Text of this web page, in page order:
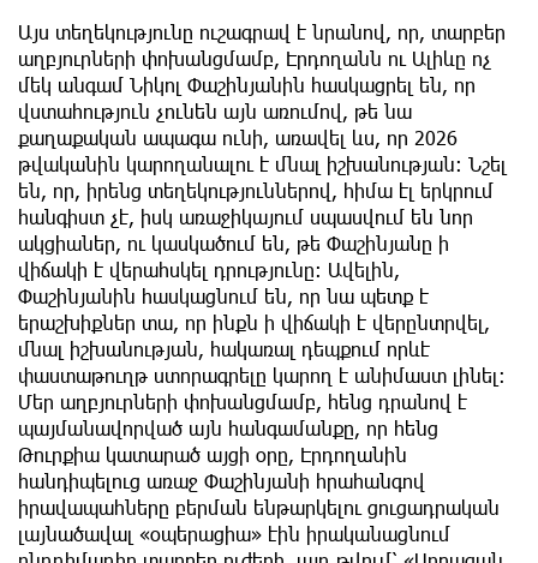
Այս տեղեկությունը ուշագրավ է նրանով, որ, տարբեր
աղբյուրների փոխանցմամբ, Էրդողանն ու Ալիևը ոչ
մեկ անգամ Նիկոլ Փաշինյանին հասկացրել են, որ
վստահություն չունեն այն առումով, թե նա
քաղաքական ապագա ունի, առավել ևս, որ 2026
թվականին կարողանալու է մնալ իշխանության: Նշել
են, որ, իրենց տեղեկություններով, հիմա էլ երկրում
հանգիստ չէ, իսկ առաջիկայում սպասվում են նոր
ակցիաներ, ու կասկածում են, թե Փաշինյանը ի
վիճակի է վերահսկել դրությունը: Ավելին,
Փաշինյանին հասկացնում են, որ նա պետք է
երաշխիքներ տա, որ ինքն ի վիճակի է վերընտրվել,
մնալ իշխանության, հակառալ դեպքում որևէ
փաստաթուղթ ստորագրելը կարող է անիմաստ լինել:
Մեր աղբյուրների փոխանցմամբ, հենց դրանով է
պայմանավորված այն հանգամանքը, որ հենց
Թուրքիա կատարած այցի օրը, Էրդողանին
հանդիպելուց առաջ Փաշինյանի հրահանգով
իրավապահները բերման ենթարկելու ցուցադրական
լայնածավալ «օպերացիա» էին իրականացնում